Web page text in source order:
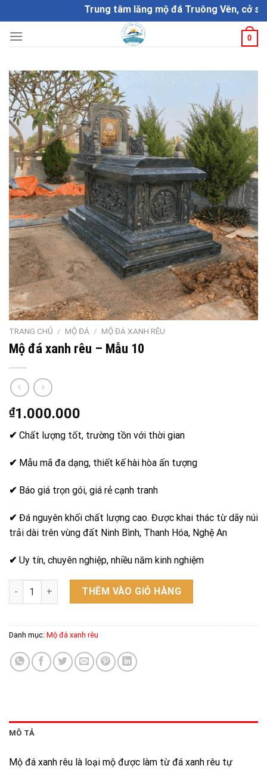
to
content
Trung tâm lăng mộ đá Truông Vên, cở sở
0
TRANG CHỦ / MỘ ĐÁ / MỘ ĐÁ XANH RÊU
Mộ đá xanh rêu – Mẫu 10
₫1.000.000
✔ Chất lượng tốt, trường tồn với thời gian
✔ Mẫu mã đa dạng, thiết kế hài hòa ấn tượng
✔ Báo giá trọn gói, giá rẻ cạnh tranh
✔ Đá nguyên khối chất lượng cao. Được khai thác từ dãy núi
trải dài trên vùng đất Ninh Bình, Thanh Hóa, Nghệ An
✔ Uy tín, chuyên nghiệp, nhiều năm kinh nghiệm
Mộ đá xanh rêu - Mẫu 10 số lượng
THÊM VÀO GIỎ HÀNG
Danh mục: Mộ đá xanh rêu
MÔ TẢ
Mộ đá xanh rêu là loại mộ được làm từ đá xanh rêu tự